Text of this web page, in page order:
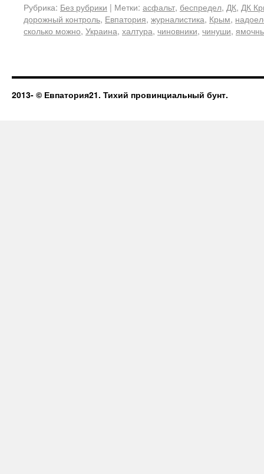
Рубрика: Без рубрики | Метки: асфальт, беспредел, ДК, ДК
дорожный контроль, Евпатория, журналистика, Крым,
сколько можно, Украина, халтура, чиновники, чинуши,
2013- © Евпатория21. Тихий провинциальный бунт.